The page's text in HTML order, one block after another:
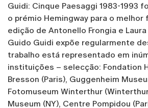
Guidi: Cinque Paesaggi 1983-1993
o prémio Hemingway para o
edição de Antonello Frongia e Laura
Guido Guidi expõe regularmente
trabalho está representado em
instituições – selecção: Fondation
Bresson (Paris), Guggenheim
Fotomuseum Winterthur
Museum (NY), Centre Pompidou